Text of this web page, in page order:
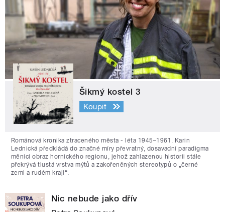
Šikmý kostel 3
Koupit
Románová kronika ztraceného města - léta 1945–1961. Karin
Lednická předkládá do značné míry převratný, dosavadní paradigma
měnící obraz hornického regionu, jehož zahlazenou historii stále
překrývá tlustá vrstva mýtů a zakořeněných stereotypů o „černé
zemi a rudém kraji“.
Nic nebude jako dřív